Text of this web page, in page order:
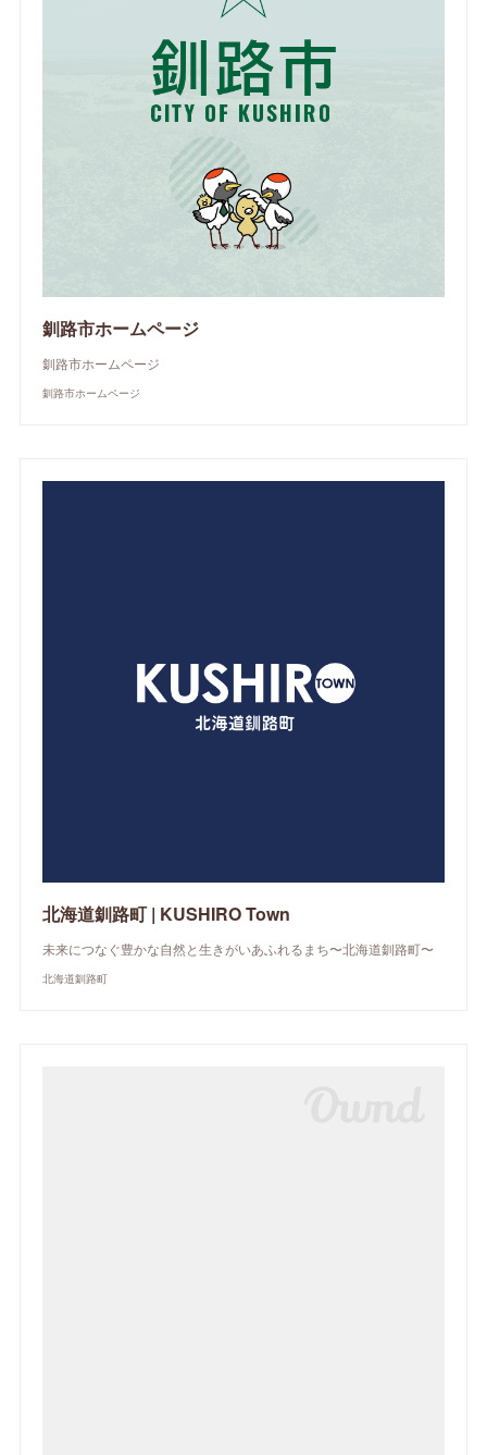
釧路市ホームページ
釧路市ホームページ
釧路市ホームページ
北海道釧路町 | KUSHIRO Town
未来につなぐ豊かな自然と生きがいあふれるまち〜北海道釧路町〜
北海道釧路町